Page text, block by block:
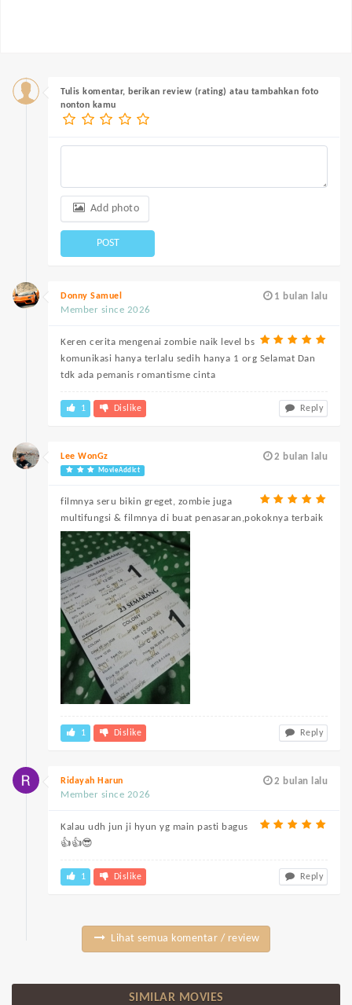
Tulis komentar, berikan review (rating) atau tambahkan foto
nonton kamu
Add photo
POST
1 bulan lalu
Donny Samuel
Member since 2026
Keren cerita mengenai zombie naik level bs
komunikasi hanya terlalu sedih hanya 1 org Selamat Dan
tdk ada pemanis romantisme cinta
1 Dislike Reply
2 bulan lalu
Lee WonGz
MovieAddict
filmnya seru bikin greget, zombie juga
multifungsi & filmnya di buat penasaran,pokoknya terbaik
1 Dislike Reply
2 bulan lalu
Ridayah Harun
Member since 2026
Kalau udh jun ji hyun yg main pasti bagus
👍👍😎
1 Dislike Reply
Lihat semua komentar / review
SIMILAR MOVIES